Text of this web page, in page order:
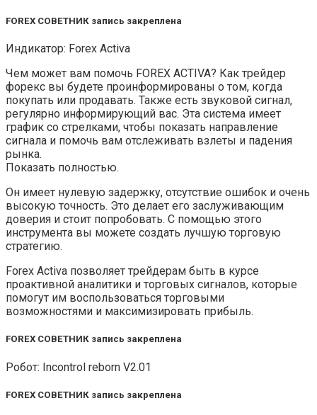
FOREX СОВЕТНИК запись закреплена
Индикатор: Forex Activa
Чем может вам помочь FOREX ACTIVA? Как трейдер
форекс вы будете проинформированы о том, когда
покупать или продавать. Также есть звуковой сигнал,
регулярно информирующий вас. Эта система имеет
график со стрелками, чтобы показать направление
сигнала и помочь вам отслеживать взлеты и падения
рынка.
Показать полностью.
Он имеет нулевую задержку, отсутствие ошибок и очень
высокую точность. Это делает его заслуживающим
доверия и стоит попробовать. С помощью этого
инструмента вы можете создать лучшую торговую
стратегию.
Forex Activa позволяет трейдерам быть в курсе
проактивной аналитики и торговых сигналов, которые
помогут им воспользоваться торговыми
возможностями и максимизировать прибыль.
FOREX СОВЕТНИК запись закреплена
Робот: Incontrol reborn V2.01
FOREX СОВЕТНИК запись закреплена